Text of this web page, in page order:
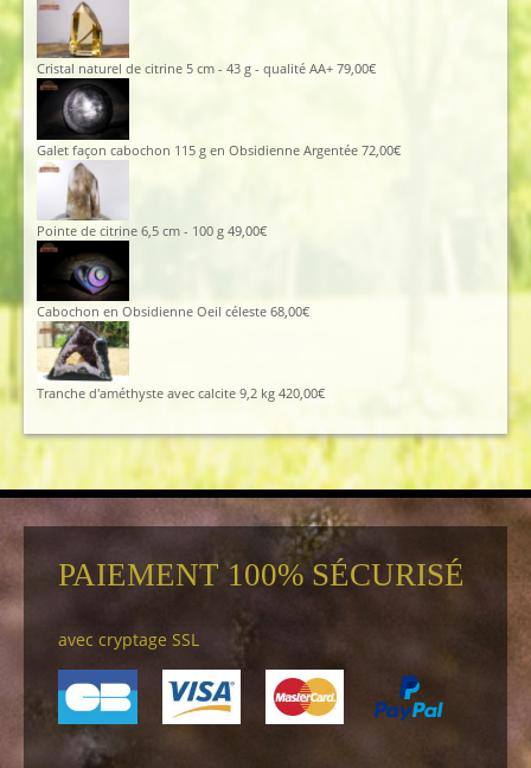
Cristal naturel de citrine 5 cm - 43 g - qualité AA+ 79,00€
Galet façon cabochon 115 g en Obsidienne Argentée 72,00€
Pointe de citrine 6,5 cm - 100 g 49,00€
Cabochon en Obsidienne Oeil céleste 68,00€
Tranche d'améthyste avec calcite 9,2 kg 420,00€
PAIEMENT 100% SÉCURISÉ
avec cryptage SSL